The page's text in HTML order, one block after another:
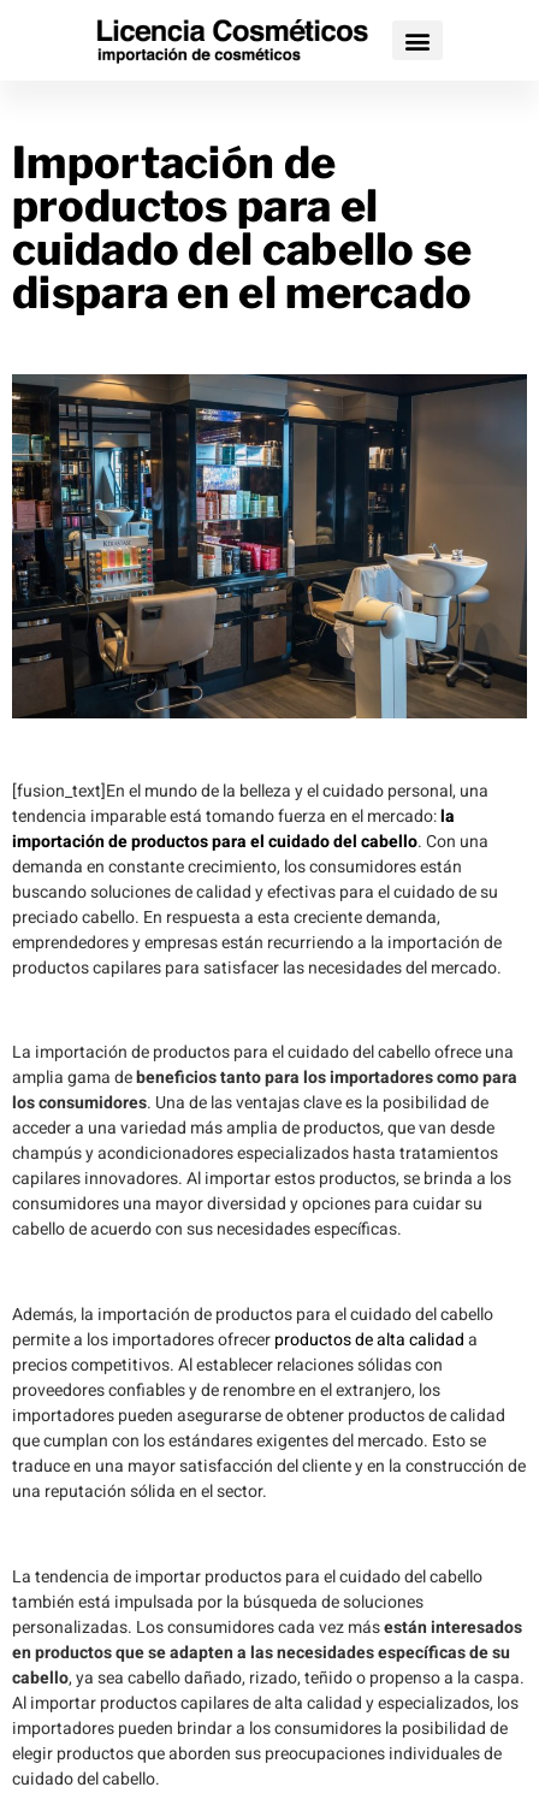
Importación de
productos para el
cuidado del cabello se
dispara en el mercado
[fusion_text]En el mundo de la belleza y el cuidado personal, una
tendencia imparable está tomando fuerza en el mercado:la
importación de productos para el cuidado del cabello. Con una
demanda en constante crecimiento, los consumidores están
buscando soluciones de calidad y efectivas para el cuidado de su
preciado cabello. En respuesta a esta creciente demanda,
emprendedores y empresas están recurriendo a la importación de
productos capilares para satisfacer las necesidades del mercado.
La importación de productos para el cuidado del cabello ofrece una
amplia gama debeneficios tanto para los importadores como para
los consumidores. Una de las ventajas clave es la posibilidad de
acceder a una variedad más amplia de productos, que van desde
champús y acondicionadores especializados hasta tratamientos
capilares innovadores. Al importar estos productos, se brinda a los
consumidores una mayor diversidad y opciones para cuidar su
cabello de acuerdo con sus necesidades específicas.
Además, la importación de productos para el cuidado del cabello
permite a los importadores ofrecerproductos de alta calidada
precios competitivos. Al establecer relaciones sólidas con
proveedores confiables y de renombre en el extranjero, los
importadores pueden asegurarse de obtener productos de calidad
que cumplan con los estándares exigentes del mercado. Esto se
traduce en una mayor satisfacción del cliente y en la construcción de
una reputación sólida en el sector.
La tendencia de importar productos para el cuidado del cabello
también está impulsada por la búsqueda de soluciones
personalizadas. Los consumidores cada vez másestán interesados
en productos que se adapten a las necesidades específicas de su
cabello, ya sea cabello dañado, rizado, teñido o propenso a la caspa.
Al importar productos capilares de alta calidad y especializados, los
importadores pueden brindar a los consumidores la posibilidad de
elegir productos que aborden sus preocupaciones individuales de
cuidado del cabello.